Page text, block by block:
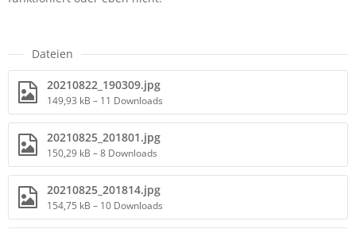
Dateien
20210822_190309.jpg
149,93 kB – 11 Downloads
20210825_201801.jpg
150,29 kB – 8 Downloads
20210825_201814.jpg
154,75 kB – 10 Downloads